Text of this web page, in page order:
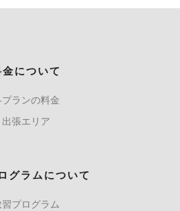
金について
プランの料金
出張エリア
グラムについて
プログラム